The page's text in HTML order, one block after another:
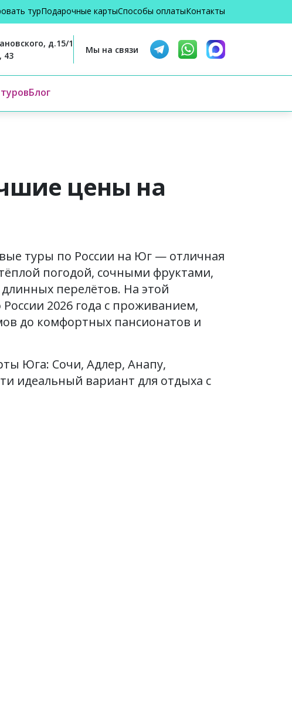
турПодарочные картыСпособы оплатыКонтакты
д.15/1
43
Мы на связи
Блог
цены на
туры по России на Юг — отличная
погодой, сочными фруктами,
перелётов. На этой
2026 года с проживанием,
до комфортных пансионатов и
Юга: Сочи, Адлер, Анапу,
идеальный вариант для отдыха с